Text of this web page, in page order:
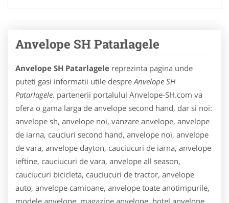
Anvelope SH Patarlagele
Anvelope SH Patarlagele reprezinta pagina unde
puteti gasi informatii utile despre Anvelope SH
Patarlagele. partenerii portalului Anvelope-SH.com va
ofera o gama larga de anvelope second hand, dar si noi:
anvelope sh, anvelope noi, vanzare anvelope, anvelope
de iarna, cauciuri second hand, anvelope noi, anvelope
de vara, anvelope dayton, cauciucuri de iarna, anvelope
ieftine, cauciucuri de vara, anvelope all season,
cauciucuri bicicleta, cauciucuri de tractor, anvelope
auto, anvelope camioane, anvelope toate anotimpurile,
modele anvelope, magazine anvelope, hotel anvelope,